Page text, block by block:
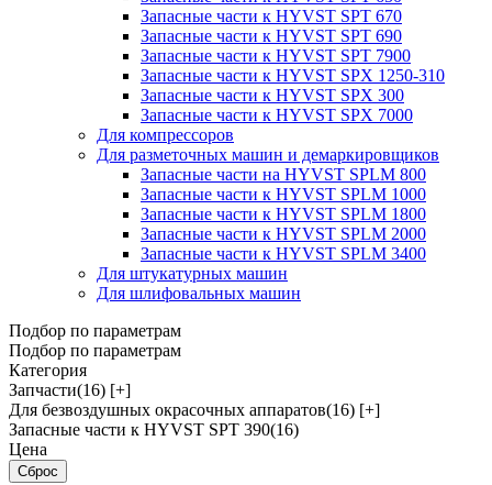
Запасные части к HYVST SPT 670
Запасные части к HYVST SPT 690
Запасные части к HYVST SPT 7900
Запасные части к HYVST SPX 1250-310
Запасные части к HYVST SPX 300
Запасные части к HYVST SPX 7000
Для компрессоров
Для разметочных машин и демаркировщиков
Запасные части на HYVST SPLM 800
Запасные части к HYVST SPLM 1000
Запасные части к HYVST SPLM 1800
Запасные части к HYVST SPLM 2000
Запасные части к HYVST SPLM 3400
Для штукатурных машин
Для шлифовальных машин
Подбор по параметрам
Подбор по параметрам
Категория
Запчасти(16) [+]
Для безвоздушных окрасочных аппаратов(16) [+]
Запасные части к HYVST SPT 390(16)
Цена